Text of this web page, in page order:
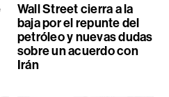
Wall Street cierra a la
baja por el repunte del
petróleo y nuevas dudas
sobre un acuerdo con
Irán